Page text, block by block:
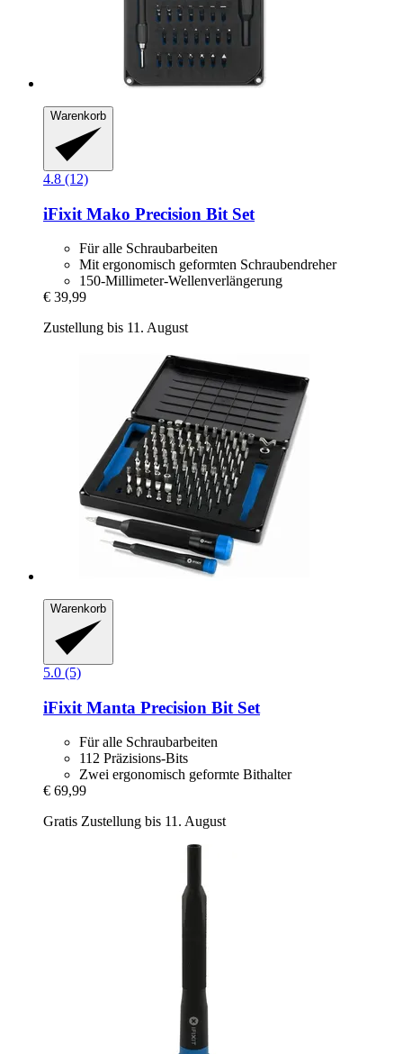
Warenkorb
4.8 (12)
iFixit Mako Precision Bit Set
Für alle Schraubarbeiten
Mit ergonomisch geformten Schraubendreher
150-Millimeter-Wellenverlängerung
€ 39,99
Zustellung bis 11. August
Warenkorb
5.0 (5)
iFixit Manta Precision Bit Set
Für alle Schraubarbeiten
112 Präzisions-Bits
Zwei ergonomisch geformte Bithalter
€ 69,99
Gratis Zustellung bis 11. August